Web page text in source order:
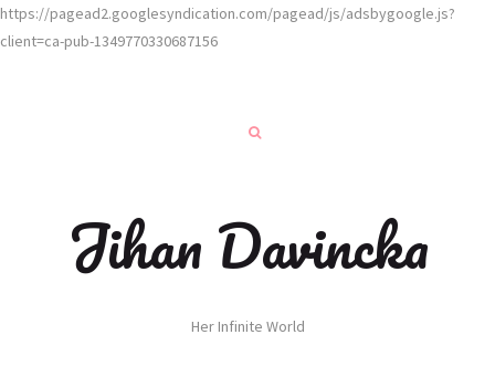
https://pagead2.googlesyndication.com/pagead/js/adsbygoogle.js?
client=ca-pub-1349770330687156
Jihan Davincka
Her Infinite World